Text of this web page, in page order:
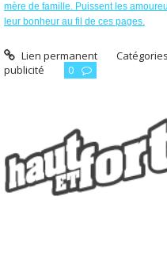
mère de famille. Puissent les
leur bonheur au fil de ces pages.
Lien permanent
publicité
0